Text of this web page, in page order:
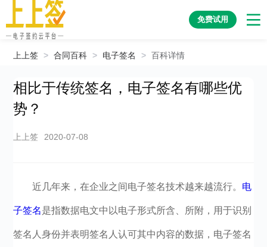
免费试用
上上签 > 合同百科 > 电子签名 > 百科详情
相比于传统签名，电子签名有哪些优
势？
上上签 2020-07-08
近几年来，在企业之间电子签名技术越来越流行。 电
子签名是指数据电文中以电子形式所含、所附，用于识别
签名人身份并表明签名人认可其中内容的数据，电子签名